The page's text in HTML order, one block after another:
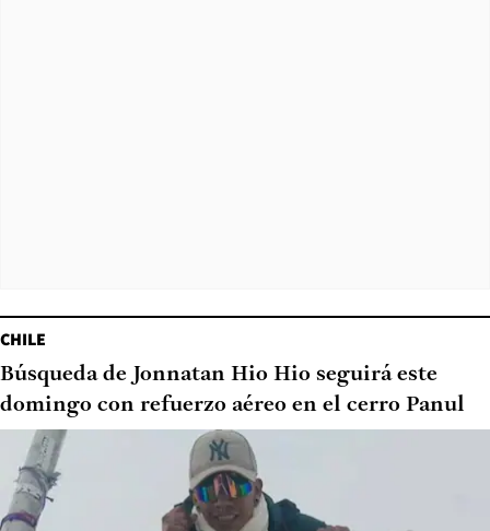
CHILE
Búsqueda de Jonnatan Hio Hio seguirá este
domingo con refuerzo aéreo en el cerro Panul